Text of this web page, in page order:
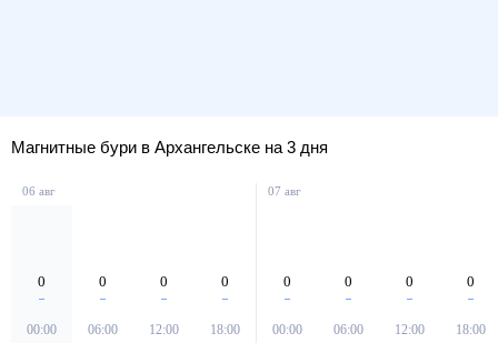
Магнитные бури в Архангельске на 3 дня
06 авг
0
00:00
0
06:00
0
12:00
0
18:00
07 авг
0
00:00
0
06:00
0
12:00
0
18:00